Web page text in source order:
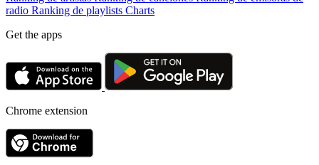
radio Ranking de playlists Charts
Get the apps
Chrome extension